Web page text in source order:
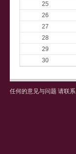
25
26
27
28
29
30
任何的意见与问题 请联系